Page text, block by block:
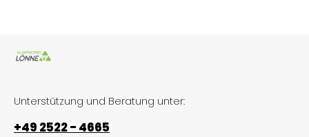
Unterstützung und Beratung unter:
+49 2522 - 4665